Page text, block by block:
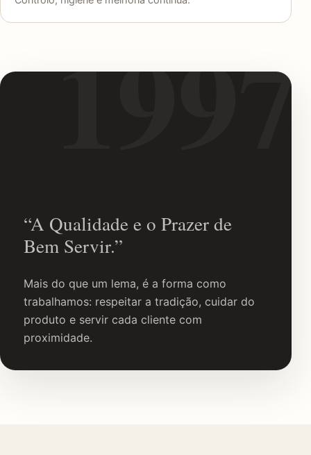
“A Qualidade e o Prazer de
Bem Servir.”
Mais do que um lema, é a forma como
trabalhamos: respeitar a tradição, cuidar do
produto e servir cada cliente com
proximidade.